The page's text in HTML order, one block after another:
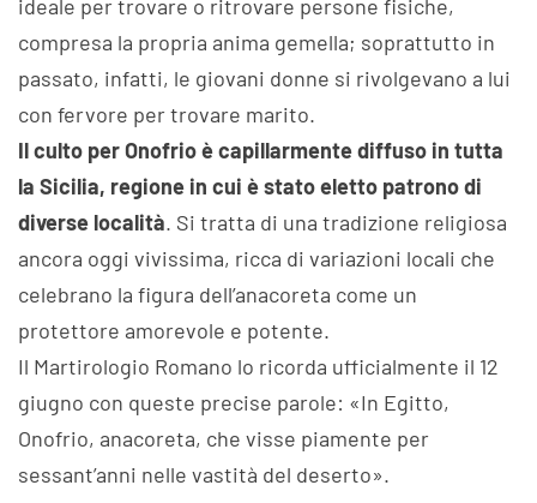
ideale per trovare o ritrovare persone fisiche,
compresa la propria anima gemella; soprattutto in
passato, infatti, le giovani donne si rivolgevano a lui
con fervore per trovare marito.
Il culto per Onofrio è capillarmente diffuso in tutta
la Sicilia, regione in cui è stato eletto patrono di
diverse località. Si tratta di una tradizione religiosa
ancora oggi vivissima, ricca di variazioni locali che
celebrano la figura dell’anacoreta come un
protettore amorevole e potente.
Il Martirologio Romano lo ricorda ufficialmente il 12
giugno con queste precise parole: «In Egitto,
Onofrio, anacoreta, che visse piamente per
sessant’anni nelle vastità del deserto».